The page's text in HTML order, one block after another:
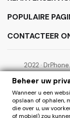
POPULAIRE
CONTACTEER
2022 ·
Beheer uw
Wanneer u een
opslaan of ophalen,
die over u, uw
of mobiel) zou